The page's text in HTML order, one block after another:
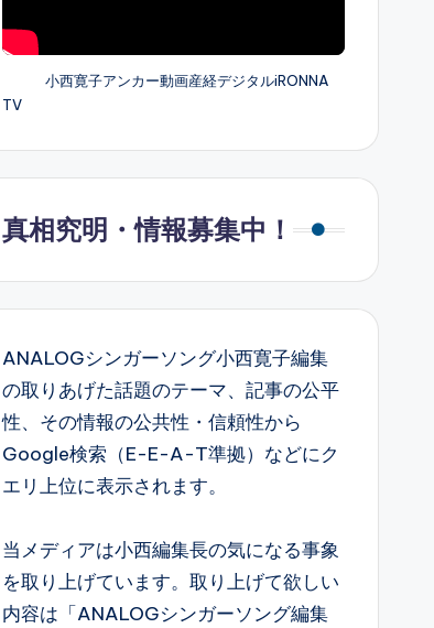
小西寛子アンカー動画産経デジタルiRONNA
TV
真相究明・情報募集中！
ANALOGシンガーソング小西寛子編集
の取りあげた話題のテーマ、記事の公平
性、その情報の公共性・信頼性から
Google検索（E-E-A-T準拠）などにク
エリ上位に表示されます。
当メディアは小西編集長の気になる事象
を取り上げています。取り上げて欲しい
内容は「ANALOGシンガーソング編集